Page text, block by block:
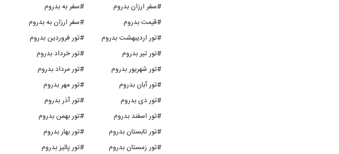
#سفر به بدروم
#سفر ارزان بدروم
#سفر ارزان به بدروم
#قیمت بدروم
#تور فروردین بدروم
#تور اردیبهشت بدروم
#تور خرداد بدروم
#تور تیر بدروم
#تور مرداد بدروم
#تور شهریور بدروم
#تور مهر بدروم
#تور آبان بدروم
#تور آذر بدروم
#تور دی بدروم
#تور بهمن بدروم
#تور اسفند بدروم
#تور بهار بدروم
#تور تابستان بدروم
#تور پائیز بدروم
#تور زمستان بدروم